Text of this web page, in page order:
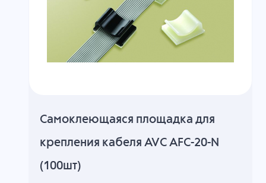
Cамоклеющаяся площадка для
крепления кабеля AVC AFC-20-N
(100шт)